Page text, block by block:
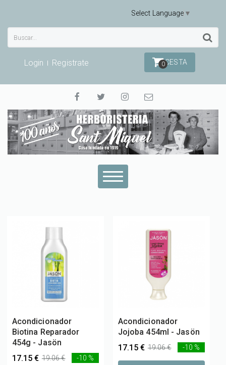
Select Language ▼
Login Registrate 0CESTA
Acondicionador
Biotina Reparador
454g - Jasön
17.15 € 19.06 € -10 %
Acondicionador
Jojoba 454ml - Jasön
17.15 € 19.06 € -10 %